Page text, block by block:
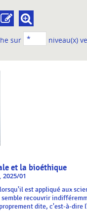
sur niveau(x)
et la bioéthique
, 2025/01
est appliqué aux
semble recouvrir
dite, c'est-à-dire